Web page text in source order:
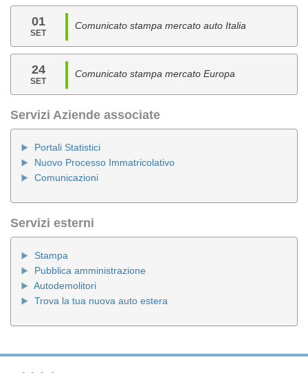
01
SET
Comunicato stampa mercato auto Italia
24
SET
Comunicato stampa mercato Europa
Servizi Aziende associate
Portali Statistici
Nuovo Processo Immatricolativo
Comunicazioni
Servizi esterni
Stampa
Pubblica amministrazione
Autodemolitori
Trova la tua nuova auto estera